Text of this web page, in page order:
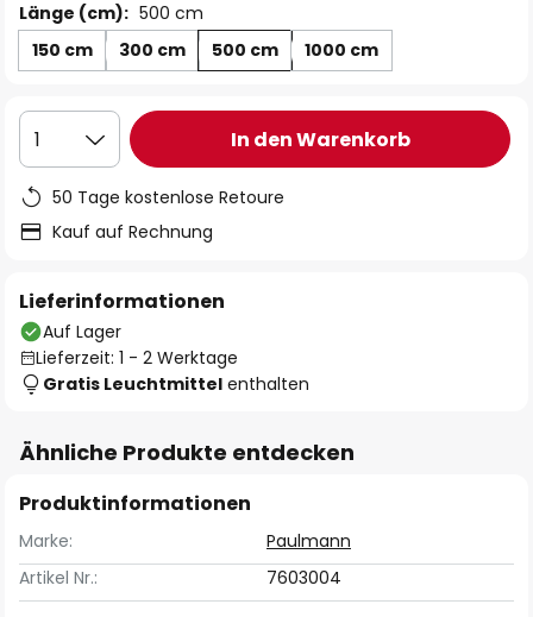
Länge (cm): 500 cm
150 cm
300 cm 500 cm 1000 cm
1 In den Warenkorb
50 Tage kostenlose Retoure
Kauf auf Rechnung
Lieferinformationen
Auf Lager
Lieferzeit: 1 - 2 Werktage
Gratis Leuchtmittel enthalten
Ähnliche Produkte entdecken
Produktinformationen
Marke:
Paulmann
Artikel Nr.:
7603004